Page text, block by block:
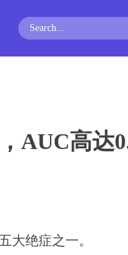
AUC高达
大绝症之一。